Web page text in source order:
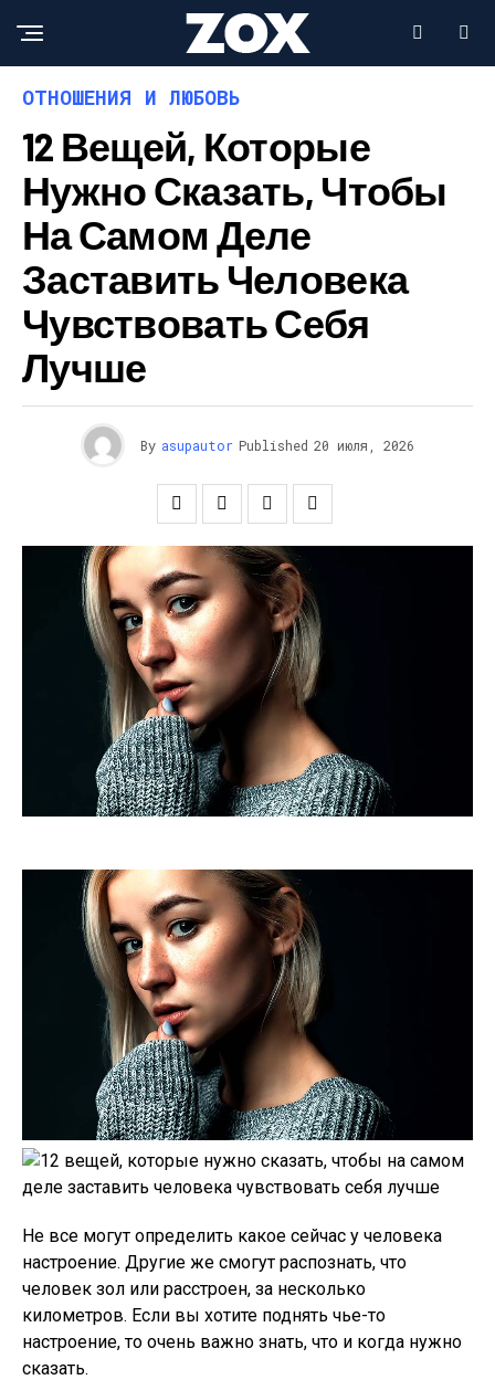
ОТНОШЕНИЯ И ЛЮБОВЬ
12 Вещей, Которые
Нужно Сказать, Чтобы
На Самом Деле
Заставить Человека
Чувствовать Себя
Лучше
By asupautor Published 20 июля, 2026
Не все могут определить какое сейчас у человека
настроение. Другие же смогут распознать, что
человек зол или расстроен, за несколько
километров. Если вы хотите поднять чье-то
настроение, то очень важно знать, что и когда нужно
сказать.